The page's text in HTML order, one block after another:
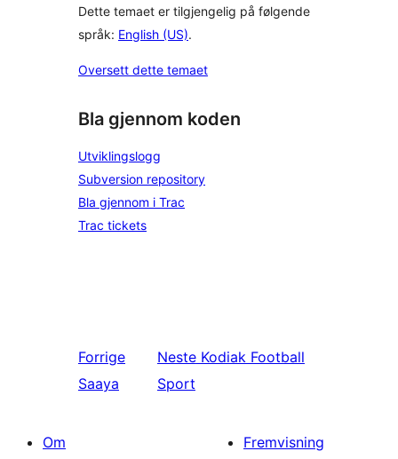
Dette temaet er tilgjengelig på følgende
språk: English (US).
Oversett dette temaet
Bla gjennom koden
Utviklingslogg
Subversion repository
Bla gjennom i Trac
Trac tickets
Forrige
Saaya
Neste Kodiak Football
Sport
Om
Fremvisning